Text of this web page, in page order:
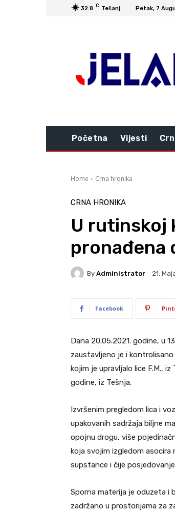
32.8 C Tešanj Petak, 7
Početna Vijesti
Home Crna hronika
CRNA HRONIKA
U rutinskoj
pronađena
By Administrator 21.
Facebook
Dana 20.05.2021. godine, u
zaustavljeno je i
kojim je upravljalo lice F.M.,
godine, iz Tešnja.
Izvršenim pregledom lica i
upakovanih sadržaja biljne
opojnu drogu, više
koja svojim izgledom
supstance i čije
Sporna materija je oduzeta i
zadržano u prostorijama za